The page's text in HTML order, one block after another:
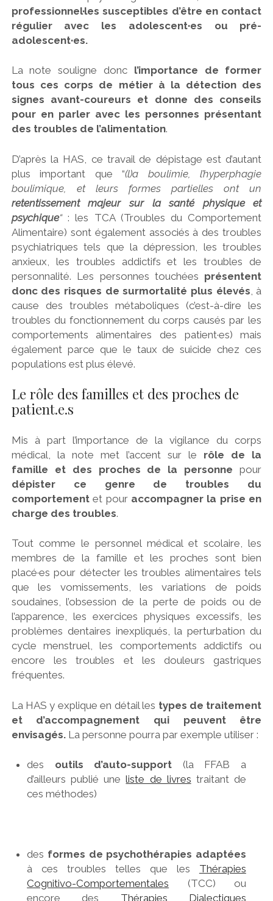
professionnel·les susceptibles d’être en contact
régulier avec les adolescent·es ou pré-
adolescent·es.
La note souligne donc l’importance de former
tous ces corps de métier à la détection des
signes avant-coureurs et donne des conseils
pour en parler avec les personnes présentant
des troubles de l’alimentation.
D’après la HAS, ce travail de dépistage est d’autant
plus important que “(l)a boulimie, l’hyperphagie
boulimique, et leurs formes partielles ont un
retentissement majeur sur la santé physique et
psychique“: les TCA (Troubles du Comportement
Alimentaire) sont également associés à des troubles
psychiatriques tels que la dépression, les troubles
anxieux, les troubles addictifs et les troubles de
personnalité. Les personnes touchées présentent
donc des risques de surmortalité plus élevés , à
cause des troubles métaboliques (c’est-à-dire les
troubles du fonctionnement du corps causés par les
comportements alimentaires des patient·es) mais
également parce que le taux de suicide chez ces
populations est plus élevé.
Le rôle des familles et des proches de
patient.e.s
Mis à part l’importance de la vigilance du corps
médical, la note met l’accent sur le rôle de la
famille et des proches de la personne pour
dépister ce genre de troubles du
comportementet pour accompagner la prise en
charge des troubles.
Tout comme le personnel médical et scolaire, les
membres de la famille et les proches sont bien
placé·es pour détecter les troubles alimentaires tels
que les vomissements, les variations de poids
soudaines, l’obsession de la perte de poids ou de
l’apparence, les exercices physiques excessifs, les
problèmes dentaires inexpliqués, la perturbation du
cycle menstruel, les comportements addictifs ou
encore les troubles et les douleurs gastriques
fréquentes.
La HAS y explique en détail les types de traitement
et d’accompagnement qui peuvent être
envisagés. La personne pourra par exemple utiliser :
des outils d’auto-support (la FFAB a
d’ailleurs publié uneliste de livres traitant de
ces méthodes)
des formes de psychothérapies adaptées
à ces troubles telles que les Thérapies
Cognitivo-Comportementales (TCC) ou
encore des Thérapies Dialectiques